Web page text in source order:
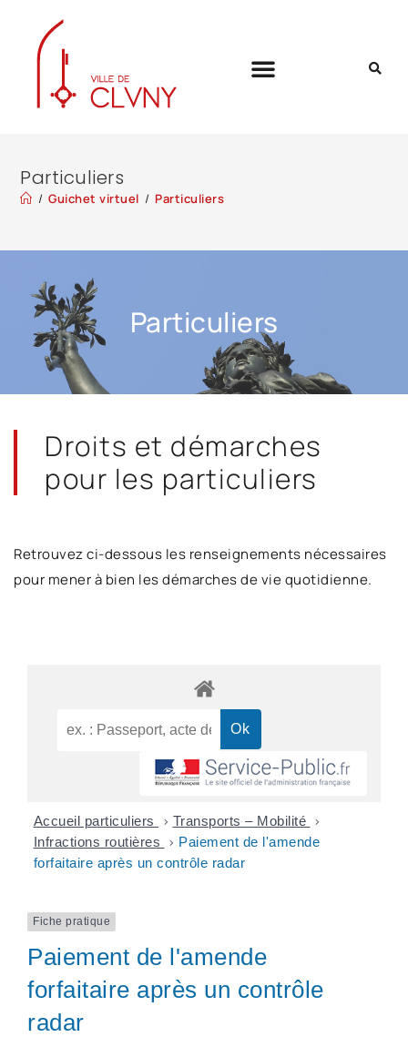
Particuliers
/ Guichet virtuel / Particuliers
Particuliers
Droits et démarches
pour les particuliers
Retrouvez ci-dessous les renseignements nécessaires
pour mener à bien les démarches de vie quotidienne.
Accueil particuliers > Transports – Mobilité >
Infractions routières > Paiement de l'amende
forfaitaire après un contrôle radar
Fiche pratique
Paiement de l'amende
forfaitaire après un contrôle
radar